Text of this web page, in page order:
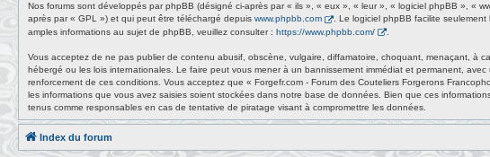
Nos forums sont développés par phpBB (désigné ci-après par « ils », « eux », « leur », « logiciel phpBB », «
après par « GPL ») et qui peut être téléchargé depuis www.phpbb.com
. Le logiciel phpBB facilite
amples informations au sujet de phpBB, veuillez consulter : https://www.phpbb.com/
Vous acceptez de ne pas publier de contenu abusif, obscène, vulgaire, diffamatoire, choquant, menaçant, à
hébergé ou les lois internationales. Le faire peut vous mener à un bannissement immédiat et permanent,
renforcement de ces conditions. Vous acceptez que « Forgefr.com - Forum des Couteliers Forgerons
les informations que vous avez saisies soient stockées dans notre base de données. Bien que ces
tenus comme responsables en cas de tentative de piratage visant à compromettre les données.
Index du forum